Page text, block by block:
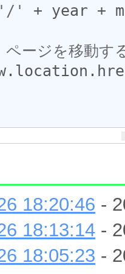
'/' + year +
ージを移動す
. location .
18:20:46 -
18:13:14 -
18:05:23 -